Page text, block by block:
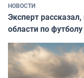
НОВОСТИ
Эксперт
области по